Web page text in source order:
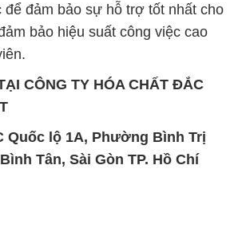
để đảm bảo sự hỗ trợ tốt nhất cho
bảo hiệu suất công việc cao
CÔNG TY HÓA CHẤT ĐẮC
Quốc lộ 1A, Phường Bình Trị
Tân, Sài Gòn TP. Hồ Chí